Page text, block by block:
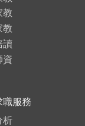
教
教
讀
資
職服務
析